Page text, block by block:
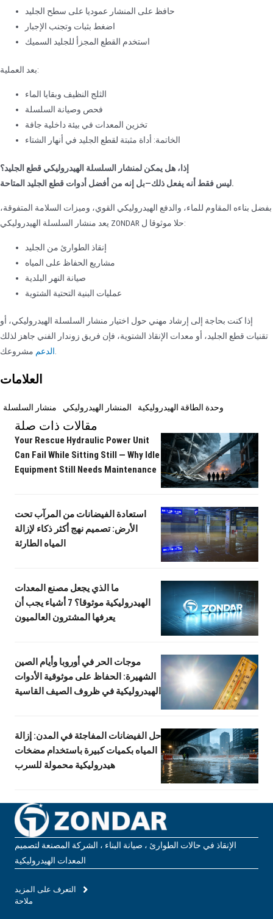
حافظ على المنشار عموديا على سطح الجليد
اضغط بثبات وتجنب الإجبار
استخدم القطع المجزأ للجليد السميك
بعد العملية:
الثلج النظيف وبقايا الماء
فحص وصيانة السلسلة
تخزين المعدات في بيئة داخلية جافة
الخاتمة: أداة مثبتة لقطع الجليد في أنهار الشتاء
إذا، هل يمكن لمنشار السلسلة الهيدروليكي قطع الجليد؟
ليس فقط أنه يفعل ذلك—بل إنه من أفضل أدوات قطع الجليد المتاحة.
بفضل بناءه المقاوم للماء، والدفع الهيدروليكي القوي، وميزات السلامة المتفوقة،
يعد منشار السلسلة الهيدروليكي ZONDAR حلا موثوقا ل:
إنقاذ الطوارئ من الجليد
مشاريع الحفاظ على المياه
صيانة النهر البلدية
عمليات البنية التحتية الشتوية
إذا كنت بحاجة إلى إرشاد مهني حول اختيار منشار السلسلة الهيدروليكي، أو
تقنيات قطع الجليد، أو معدات الإنقاذ الشتوية، فإن فريق زوندار الفني جاهز لذلك
الدعم
العلامات
منشار السلسلة المنشار الهيدروليكي وحدة الطاقة الهيدروليكية
مقالات ذات صلة
Your Rescue Hydraulic Power Unit
Can Fail While Sitting Still — Why Idle
Equipment Still Needs Maintenance
استعادة الفيضانات من المرآب تحت
الأرض: تصميم نهج أكثر ذكاء لإزالة
المياه الطارئة
ما الذي يجعل مصنع المعدات
الهيدروليكية موثوقا؟ 7 أشياء يجب أن
يعرفها المشترون العالميون
موجات الحر في أوروبا وأيام الصين
الشهيرة: الحفاظ على موثوقية الأدوات
الهيدروليكية في ظروف الصيف القاسية
حل الفيضانات المفاجئة في المدن: إزالة
المياه بكميات كبيرة باستخدام مضخات
هيدروليكية محمولة للسرب
الإنقاذ في حالات الطوارئ ، صيانة البناء ، الشركة المصنعة لتصميم
المعدات الهيدروليكية
التعرف على المزيد
ملاحة